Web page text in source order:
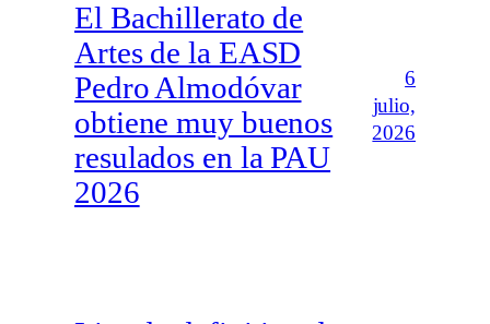
El Bachillerato de
Artes de la EASD
Pedro Almodóvar
obtiene muy buenos
resulados en la PAU
2026
6
julio,
2026